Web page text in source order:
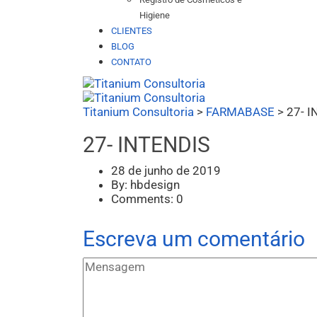
Higiene
CLIENTES
BLOG
CONTATO
Titanium Consultoria > FARMABASE > 27-
27- INTENDIS
28 de junho de 2019
By: hbdesign
Comments: 0
Escreva um comentário